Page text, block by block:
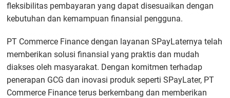
fleksibilitas pembayaran yang dapat disesuaikan dengan
kebutuhan dan kemampuan finansial pengguna.
PT Commerce Finance dengan layanan SPayLaternya telah
memberikan solusi finansial yang praktis dan mudah
diakses oleh masyarakat. Dengan komitmen terhadap
penerapan GCG dan inovasi produk seperti SPayLater, PT
Commerce Finance terus berkembang dan memberikan